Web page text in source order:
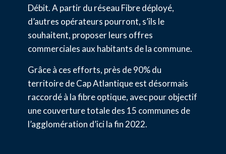
Débit. A partir du réseau Fibre déployé,
d’autres opérateurs pourront, s’ils le
souhaitent, proposer leurs offres
commerciales aux habitants de la commune.
Grâce à ces efforts, près de 90% du
territoire de Cap Atlantique est désormais
raccordé à la fibre optique, avec pour objectif
une couverture totale des 15 communes de
l’agglomération d’ici la fin 2022.